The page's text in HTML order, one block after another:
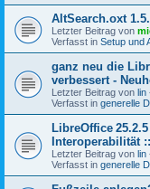
AltSearch.oxt
Letzter Beitrag von
Verfasst in Setup und
ganz neu die
verbessert -
Letzter Beitrag von lin
Verfasst in generelle
LibreOffice
Interoperabilität
Letzter Beitrag von lin
Verfasst in generelle